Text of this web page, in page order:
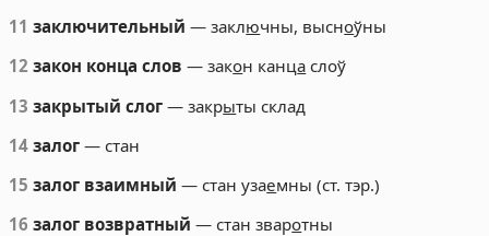
11 заключительный — заключны, высноўны
12 закон конца слов — закон канца слоў
13 закрытый слог — закрыты склад
14 залог — стан
15 залог взаимный — стан узаемны (ст. тэр.)
16 залог возвратный — стан зваротны